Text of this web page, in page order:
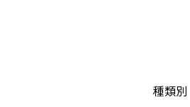
種類別